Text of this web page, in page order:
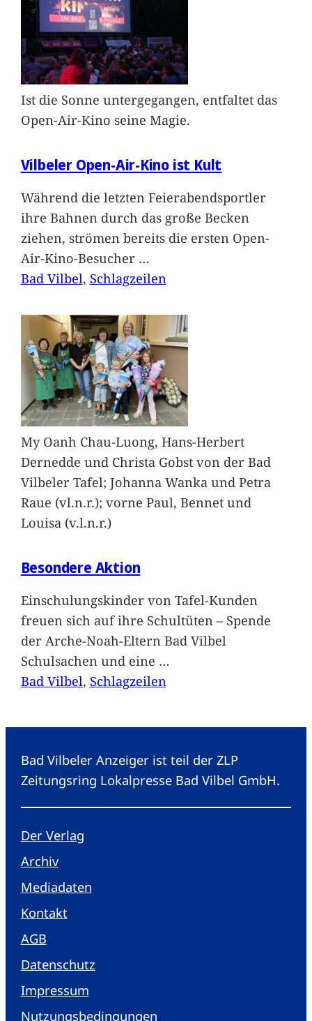
Ist die Sonne untergegangen, entfaltet das
Open-Air-Kino seine Magie.
Vilbeler Open-Air-Kino ist Kult
Während die letzten Feierabendsportler
ihre Bahnen durch das große Becken
ziehen, strömen bereits die ersten Open-
Air-Kino-Besucher …
Bad Vilbel, Schlagzeilen
My Oanh Chau-Luong, Hans-Herbert
Dernedde und Christa Gobst von der Bad
Vilbeler Tafel; Johanna Wanka und Petra
Raue (vl.n.r.); vorne Paul, Bennet und
Louisa (v.l.n.r.)
Besondere Aktion
Einschulungskinder von Tafel-Kunden
freuen sich auf ihre Schultüten – Spende
der Arche-Noah-Eltern Bad Vilbel
Schulsachen und eine …
Bad Vilbel, Schlagzeilen
Bad Vilbeler Anzeiger ist teil der ZLP
Zeitungsring Lokalpresse Bad Vilbel GmbH.
Der Verlag
Archiv
Mediadaten
Kontakt
AGB
Datenschutz
Impressum
Nutzungsbedingungen